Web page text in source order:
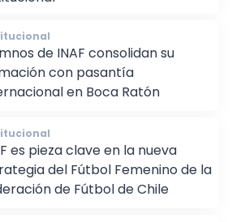
de INAF consolidan su
con pasantía
es pieza clave en la nueva
del Fútbol Femenino de la